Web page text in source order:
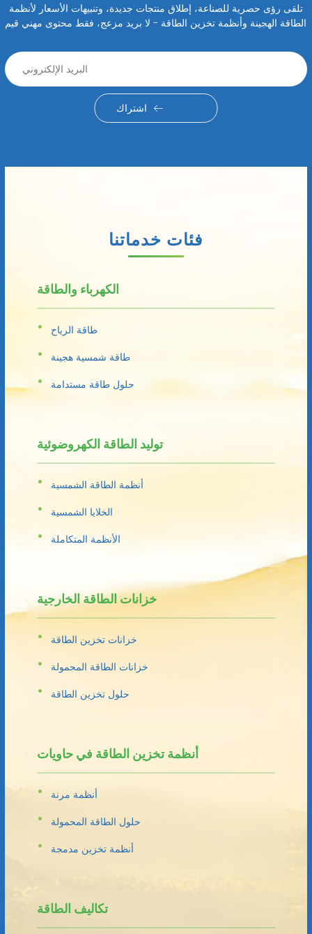
تلقى رؤى حصرية للصناعة، إطلاق منتجات جديدة، وتنبيهات الأسعار لأنظمة
الطاقة الهجينة وأنظمة تخزين الطاقة - لا بريد مزعج، فقط محتوى مهني قيم
اشتراك
فئات خدماتنا
الكهرباء والطاقة
طاقة الرياح
طاقة شمسية هجينة
حلول طاقة مستدامة
توليد الطاقة الكهروضوئية
أنظمة الطاقة الشمسية
الخلايا الشمسية
الأنظمة المتكاملة
خزانات الطاقة الخارجية
خزانات تخزين الطاقة
خزانات الطاقة المحمولة
حلول تخزين الطاقة
أنظمة تخزين الطاقة في حاويات
أنظمة مرنة
حلول الطاقة المحمولة
أنظمة تخزين مدمجة
تكاليف الطاقة